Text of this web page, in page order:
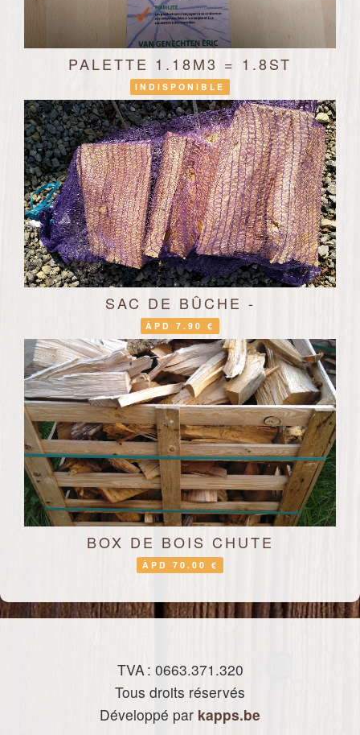
PALETTE 1.18M3 = 1.8ST
INDISPONIBLE
SAC DE BÛCHE -
ÀPD 7.90 €
BOX DE BOIS CHUTE
ÀPD 70.00 €
TVA : 0663.371.320
Tous droits réservés
Développé par kapps.be